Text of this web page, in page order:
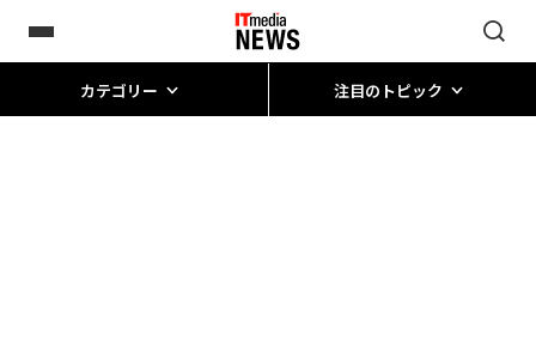
カテゴリー 注目のトピック